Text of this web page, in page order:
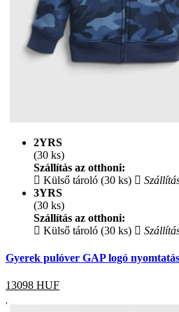
2YRS
(30 ks)
Szállítás az otthoni:
Külső tároló (30 ks)
3YRS
(30 ks)
Szállítás az otthoni:
Külső tároló (30 ks)
Gyerek pulóver GAP logó
13098 HUF